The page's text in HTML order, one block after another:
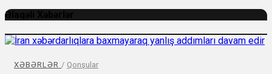
Əlaqəli Xəbərlər
XƏBƏRLƏR / Qonşular